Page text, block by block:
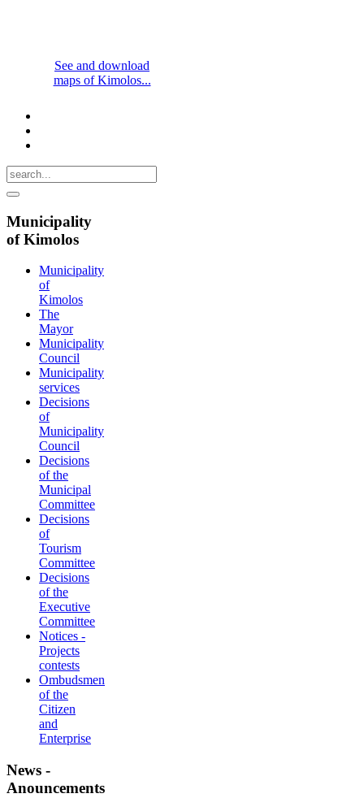
See and download
maps of Kimolos...
Municipality
of Kimolos
Municipality
of
Kimolos
The
Mayor
Municipality
Council
Municipality
services
Decisions
of
Municipality
Council
Decisions
of the
Municipal
Committee
Decisions
of
Tourism
Committee
Decisions
of the
Executive
Committee
Notices -
Projects
contests
Ombudsmen
of the
Citizen
and
Enterprise
News -
Anouncements